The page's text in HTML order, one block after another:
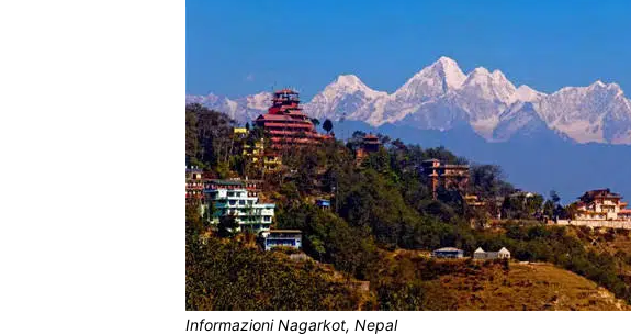
Informazioni Nagarkot, Nepal